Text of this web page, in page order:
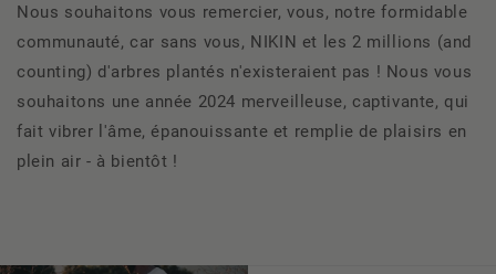
Nous souhaitons vous remercier, vous, notre formidable
communauté, car sans vous, NIKIN et les 2 millions (and
counting) d'arbres plantés n'existeraient pas ! Nous vous
souhaitons une année 2024 merveilleuse, captivante, qui
fait vibrer l'âme, épanouissante et remplie de plaisirs en
plein air - à bientôt !